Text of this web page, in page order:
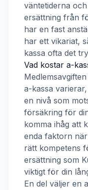
väntetiderna
ersättning från
har en fast
har ett vikariat,
kassa ofta det
Vad kostar a-
a-kassa
en nivå som
försäkring för
komma ihåg att
enda faktorn
rätt kompetens
ersättning som
viktigt för din
En del väljer en